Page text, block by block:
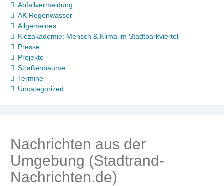
Abfallvermeidung
AK Regenwasser
Allgemeines
Kiezakademie: Mensch & Klima im Stadtparkviertel
Presse
Projekte
Straßenbäume
Termine
Uncategorized
Nachrichten aus der
Umgebung (Stadtrand-
Nachrichten.de)